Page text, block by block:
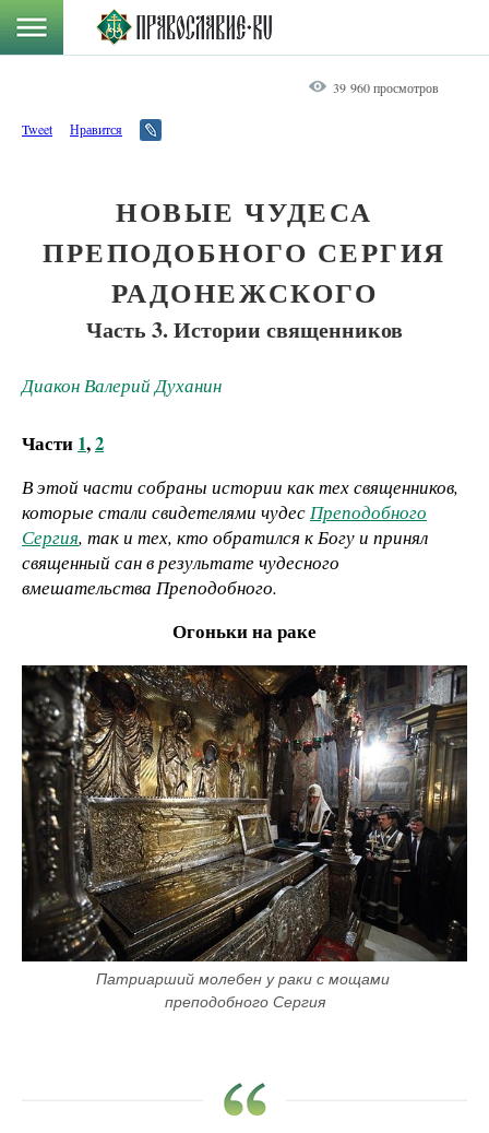
39 960 просмотров
Tweet Нравится
НОВЫЕ ЧУДЕСА
ПРЕПОДОБНОГО СЕРГИЯ
РАДОНЕЖСКОГО
Часть 3. Истории священников
Диакон Валерий Духанин
Части 1,2
В этой части собраны истории как тех священников,
которые стали свидетелями чудесПреподобного
Сергия, так и тех, кто обратился к Богу и принял
священный сан в результате чудесного
вмешательства Преподобного.
Огоньки на раке
Патриарший молебен у раки с мощами
преподобного Сергия